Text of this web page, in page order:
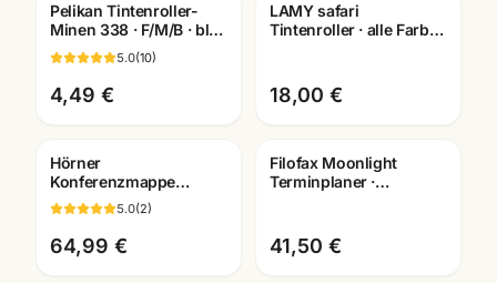
Gravur
Pelikan Tintenroller-
Minen 338 · F/M/B · blau
+ schwarz · Refill für
Rollerball
5.0(10)
4,49 €
Gravur
LAMY safari
Tintenroller · alle Farben
18,00 €
Hörner
Konferenzmappe
Echtleder ·
verschiedene
Ausfuehrungen ·
Bueroausstattung
5.0(2)
64,99 €
Filofax Moonlight
Terminplaner ·
Groesse
41,50 €